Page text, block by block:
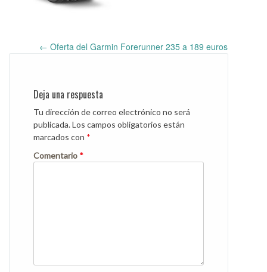
Post
← Oferta del Garmin Forerunner 235 a 189 euros
Deja una respuesta
Tu dirección de correo electrónico no será
publicada.Los campos obligatorios están
marcados con *
Comentario *